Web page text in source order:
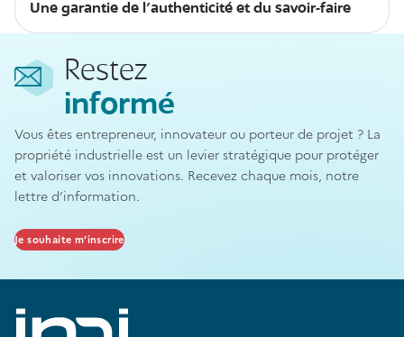
Une garantie de l'authenticité et du savoir-faire
Restez
informé
Vous êtes entrepreneur, innovateur ou porteur de projet ? La
propriété industrielle est un levier stratégique pour protéger
et valoriser vos innovations. Recevez chaque mois, notre
lettre d’information.
Je souhaite m’inscrire